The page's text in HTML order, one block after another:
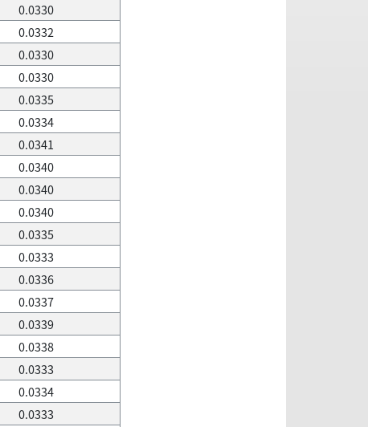
0.0330
0.0332
0.0330
0.0330
0.0335
0.0334
0.0341
0.0340
0.0340
0.0340
0.0335
0.0333
0.0336
0.0337
0.0339
0.0338
0.0333
0.0334
0.0333